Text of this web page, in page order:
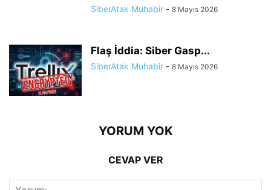
SiberAtak Muhabir - 8 Mayıs 2026
Flaş İddia: Siber Gasp...
SiberAtak Muhabir - 8 Mayıs 2026
YORUM YOK
CEVAP VER